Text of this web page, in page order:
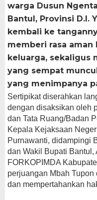
warga Dusun
Bantul, Provinsi D.I.
kembali ke
memberi rasa aman
keluarga, sekaligus
yang sempat
yang menimpanya
Sertipikat diserahkan
dengan disaksikan oleh
dan Tata Ruang/Badan
Kepala Kejaksaan
Purnawanti, didampingi
dan Wakil Bupati Bantul,
FORKOPIMDA
perjuangan Mbah
dan mempertahankan